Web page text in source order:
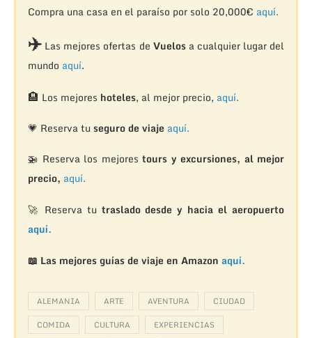
Compra una casa en el paraíso por solo 20,000€ aquí.
✈️Las mejores ofertas de Vuelosa cualquier lugar del
mundo aquí.
🏨 Los mejores hoteles, al mejor precio, aquí.
💗 Reserva tu seguro de viaje aquí.
🚁 Reserva los mejorestours y excursiones, al mejor
precio, aquí.
🚀 Reserva tu traslado desde y hacia el aeropuerto
aquí.
📖 Las mejores guías de viaje en Amazon aquí.
ALEMANIA ARTE AVENTURA
CIUDAD
COMIDA
CULTURA
EXPERIENCIAS